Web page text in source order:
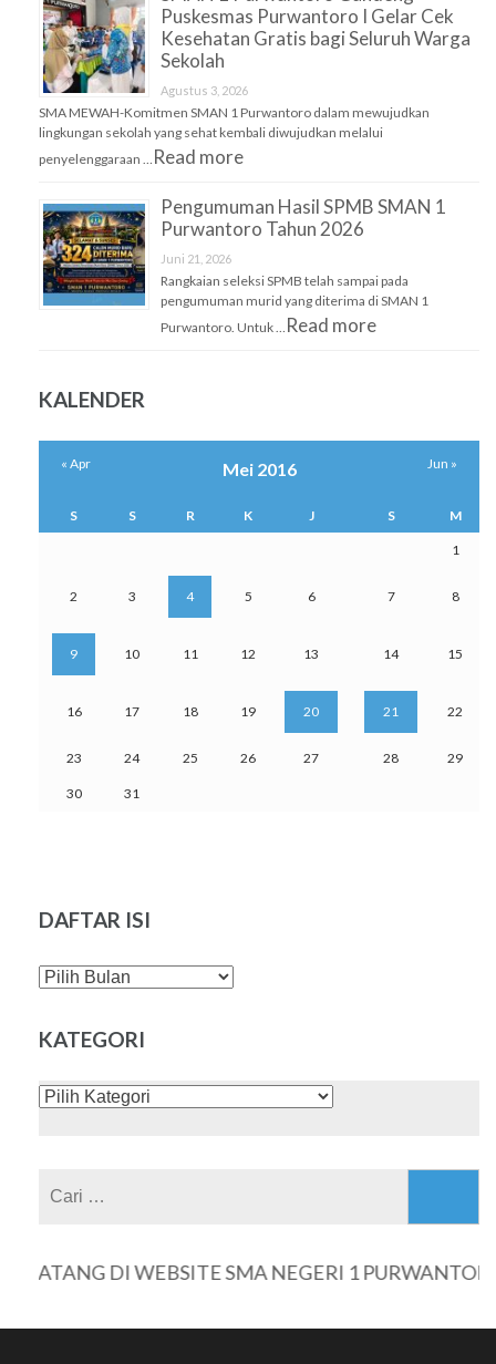
Puskesmas Purwantoro I Gelar Cek
Kesehatan Gratis bagi Seluruh Warga
Sekolah
Agustus 3, 2026
SMA MEWAH-Komitmen SMAN 1 Purwantoro dalam mewujudkan
lingkungan sekolah yang sehat kembali diwujudkan melalui
penyelenggaraan …
Read more
Pengumuman Hasil SPMB SMAN 1
Purwantoro Tahun 2026
Juni 21, 2026
Rangkaian seleksi SPMB telah sampai pada
pengumuman murid yang diterima di SMAN 1
Purwantoro. Untuk …
Read more
KALENDER
Mei 2016
S S R K J S M
1
2 3 4 5 6 7 8
9 10 11 12 13 14 15
16 17 18 19 20 21 22
23 24 25 26 27 28 29
30 31
« Apr Jun »
DAFTAR ISI
DAFTAR
KATEGORI
KATEGORI
DI WEBSITE SMA NEGERI 1 PURWANTORO